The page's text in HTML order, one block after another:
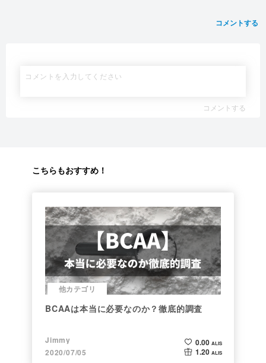
コメントする
コメントする
こちらもおすすめ！
他カテゴリ
BCAAは本当に必要なのか？徹底的調査
Jimmy
2020/07/05
0.00 ALIS
1.20 ALIS